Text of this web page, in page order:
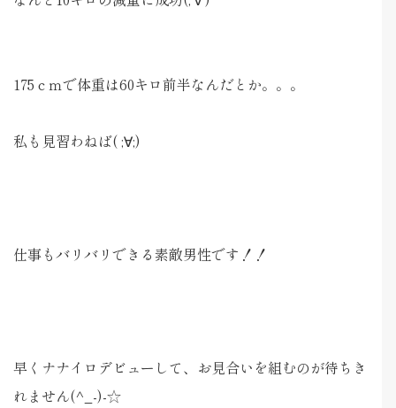
175ｃｍで体重は60キロ前半なんだとか。。。
私も見習わねば( ;∀;)
仕事もバリバリできる素敵男性です！！
早くナナイロデビューして、お見合いを組むのが待ちき
れません(^_-)-☆